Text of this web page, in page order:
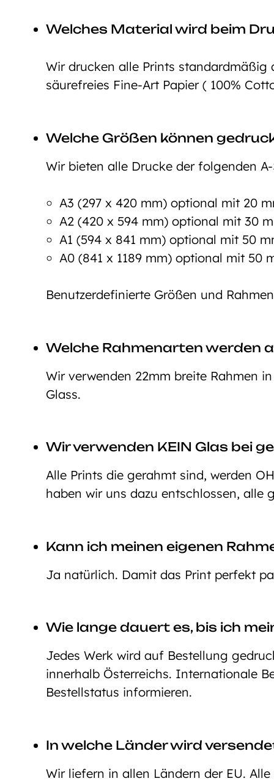
Welches Material wird beim
Wir drucken alle Prints standardmäßig
säurefreies Fine-Art Papier ( 100%
Welche Größen können
Wir bieten alle Drucke der folgenden
A3 (297 x 420 mm) optional mit 20
A2 (420 x 594 mm) optional mit 30
A1 (594 x 841 mm) optional mit 50
A0 (841 x 1189 mm) optional mit 50
Benutzerdefinierte Größen und
Welche Rahmenarten werden
Wir verwenden 22mm breite Rahmen
Glass.
Wir verwenden KEIN Glas bei
Alle Prints die gerahmt sind, werden
haben wir uns dazu entschlossen, alle
Kann ich meinen eigenen
Ja natürlich. Damit das Print perfekt
Wie lange dauert es, bis ich
Jedes Werk wird auf Bestellung
innerhalb Österreichs. Internationale
Bestellstatus informieren.
In welche Länder wird
Wir liefern in allen Ländern der EU.